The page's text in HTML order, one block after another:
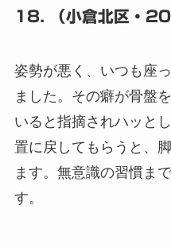
18. （小倉北区・20
姿勢が悪く、いつも座
ました。その癖が骨盤
いると指摘されハッと
置に戻してもらうと、
ます。無意識の習慣ま
す。